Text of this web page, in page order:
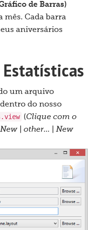
de Barras)
mês. Cada barra
aniversários
um arquivo
dentro do nosso
(Clique com o
| other… | New